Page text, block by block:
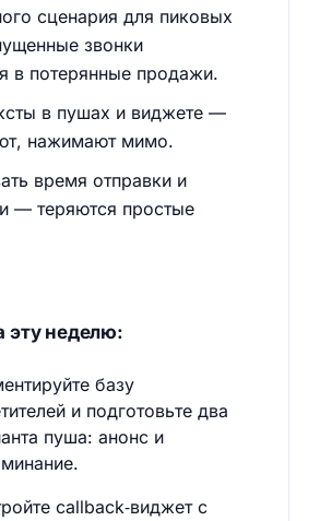
сценария для пиковых
звонки
в потерянные продажи.
в пушах и виджете —
нажимают мимо.
время отправки и
— теряются простые
эту неделю:
базу
и подготовьте два
пуша: анонс и
callback‑виджет с